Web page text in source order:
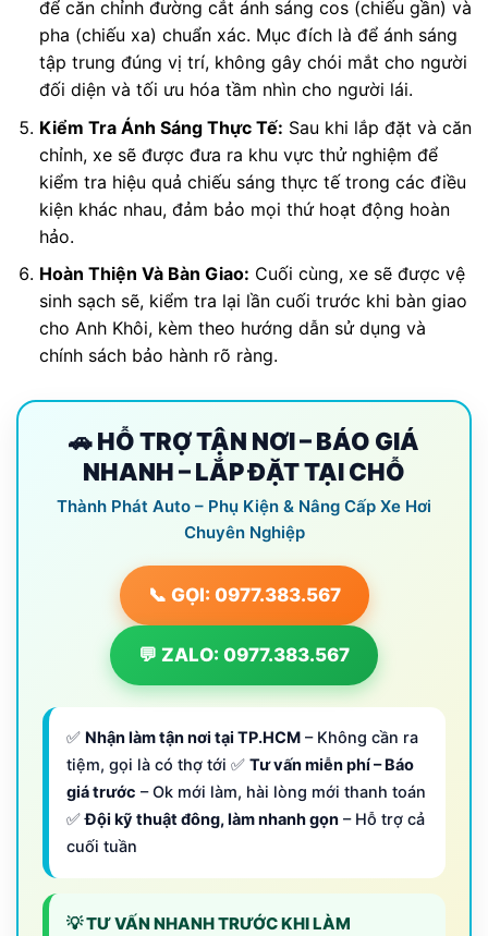
để căn chỉnh đường cắt ánh sáng cos (chiếu gần) và
pha (chiếu xa) chuẩn xác. Mục đích là để ánh sáng
tập trung đúng vị trí, không gây chói mắt cho người
đối diện và tối ưu hóa tầm nhìn cho người lái.
Kiểm Tra Ánh Sáng Thực Tế: Sau khi lắp đặt và căn
chỉnh, xe sẽ được đưa ra khu vực thử nghiệm để
kiểm tra hiệu quả chiếu sáng thực tế trong các điều
kiện khác nhau, đảm bảo mọi thứ hoạt động hoàn
hảo.
Hoàn Thiện Và Bàn Giao: Cuối cùng, xe sẽ được vệ
sinh sạch sẽ, kiểm tra lại lần cuối trước khi bàn giao
cho Anh Khôi, kèm theo hướng dẫn sử dụng và
chính sách bảo hành rõ ràng.
🚗 HỖ TRỢ TẬN NƠI – BÁO GIÁ
NHANH – LẮP ĐẶT TẠI CHỖ
Thành Phát Auto – Phụ Kiện & Nâng Cấp Xe Hơi
Chuyên Nghiệp
📞 GỌI: 0977.383.567
💬 ZALO: 0977.383.567
✅ Nhận làm tận nơi tại TP.HCM – Không cần ra
tiệm, gọi là có thợ tới ✅ Tư vấn miễn phí – Báo
giá trước – Ok mới làm, hài lòng mới thanh toán
✅Đội kỹ thuật đông, làm nhanh gọn – Hỗ trợ cả
cuối tuần
💡 TƯ VẤN NHANH TRƯỚC KHI LÀM